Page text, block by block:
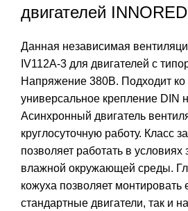
двигателей INNORED
Данная независимая
IV112A-3 для двигателей с
Напряжение 380В. Подходит
универсальное крепление DIN
Асинхронный двигатель
круглосуточную работу. Класс
позволяет работать в
влажной окружающей среды.
кожуха позволяет монтировать
стандартные двигатели, так и